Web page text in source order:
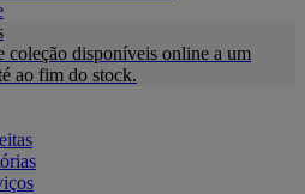
coleção disponíveis online a um
ao fim do stock.